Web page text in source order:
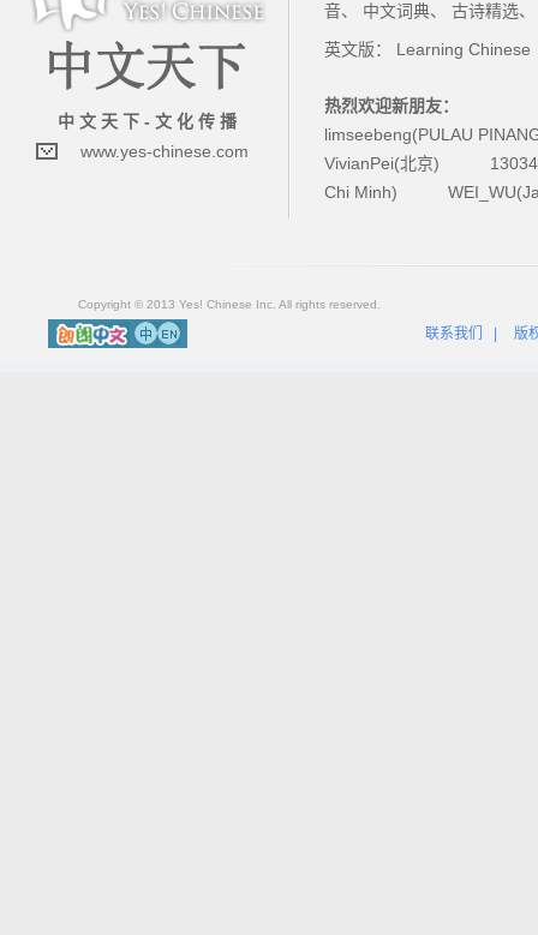
中 文 天 下 - 文 化 传 播
www.yes-chinese.com
音、 中文词典、 古诗精选
英文版： Learning Chinese
热烈欢迎新朋友：
limseebeng(PULAU
VivianPei(北京)
Chi Minh)
Copyright © 2013 Yes! Chinese Inc. All rights reserved.
联系我们 版